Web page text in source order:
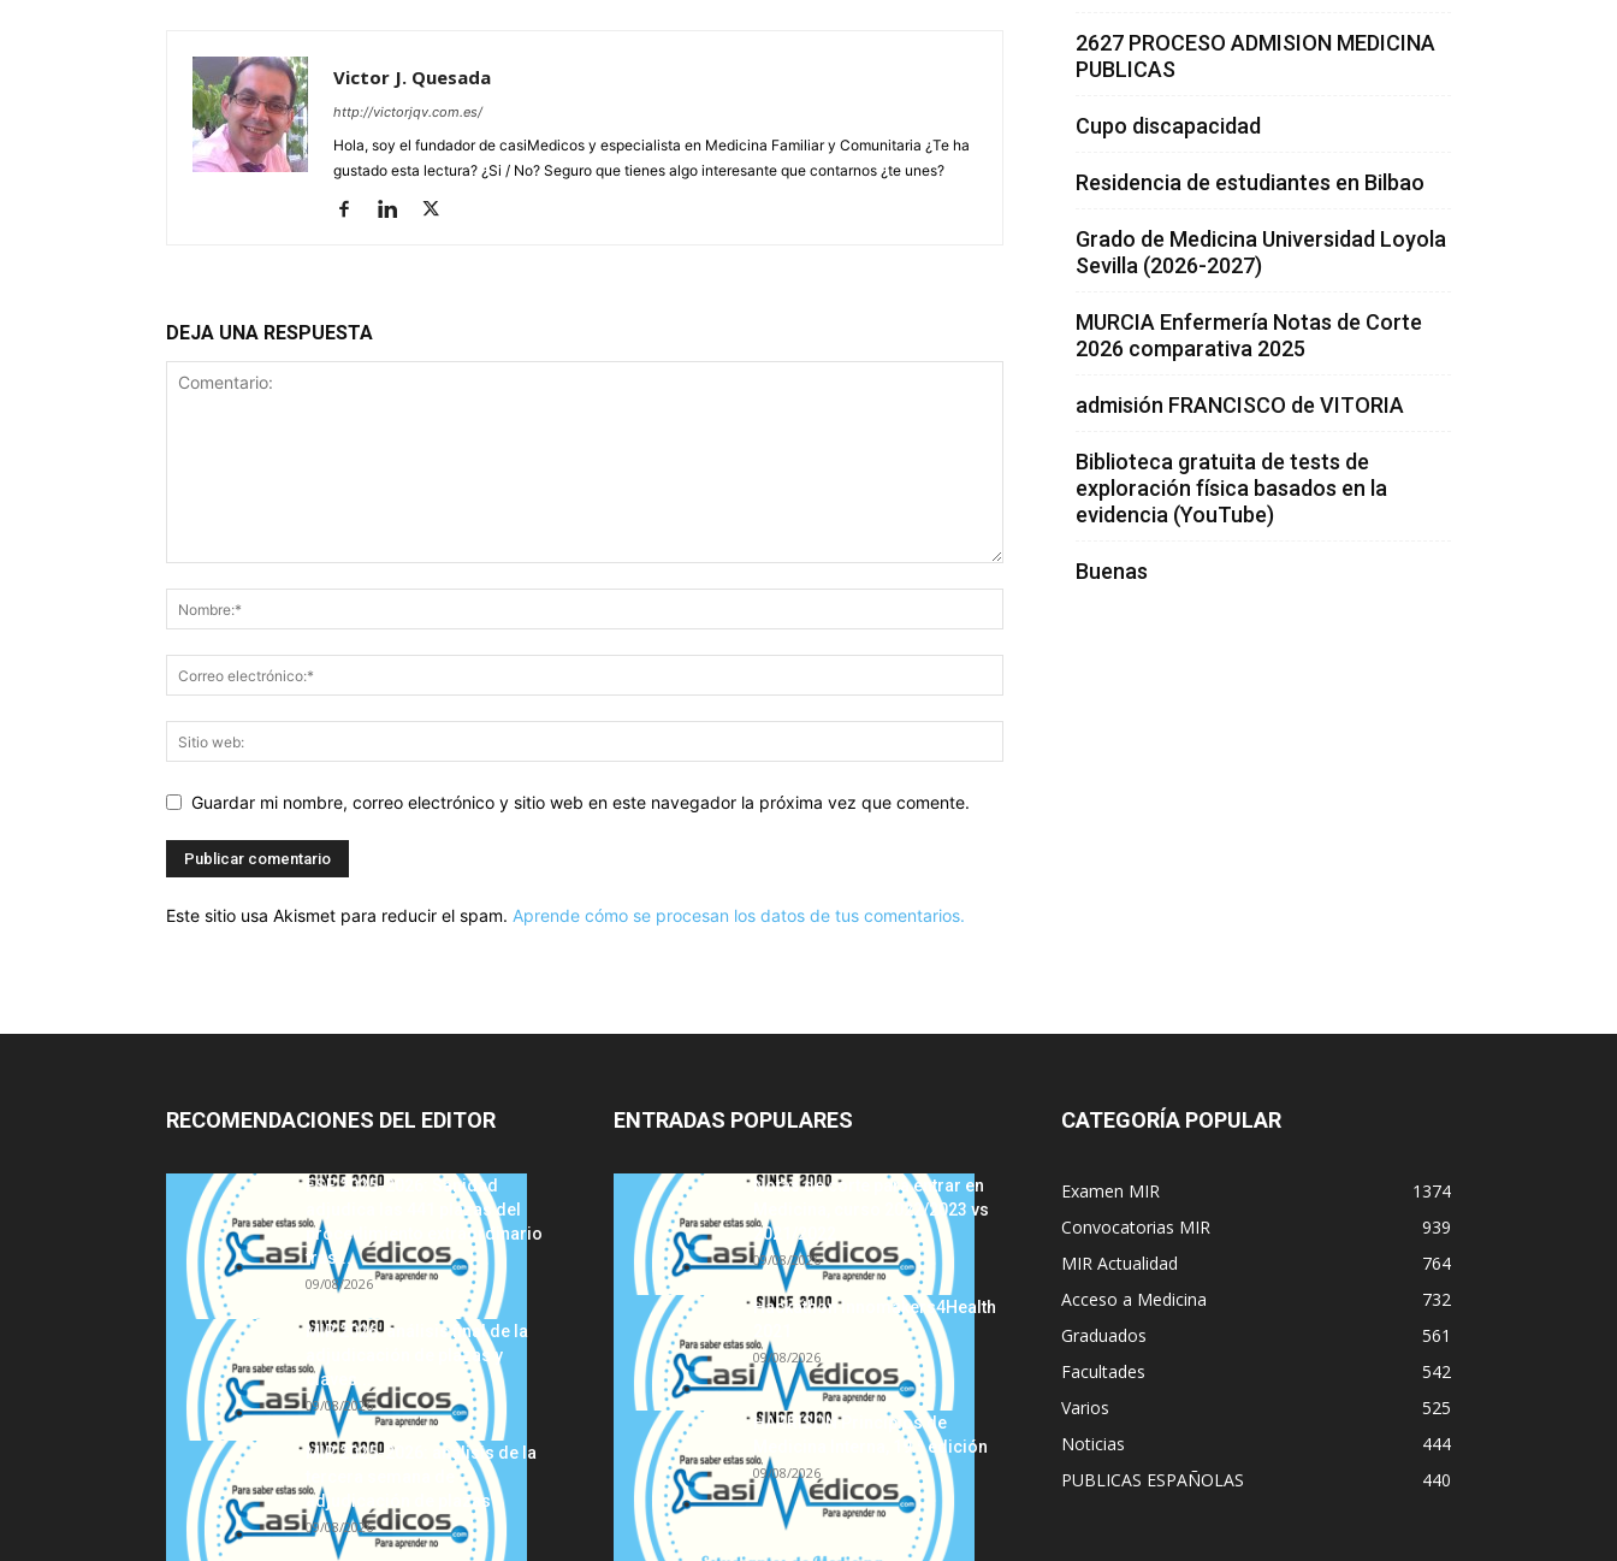
Victor J. Quesada
http://victorjqv.com.es/
Hola, soy el fundador de casiMedicos y especialista en Medicina Familiar y Comunitaria ¿Te ha
gustado esta lectura? ¿Si / No? Seguro que tienes algo interesante que contarnos ¿te unes?
DEJA UNA RESPUESTA
Guardar mi nombre, correo electrónico y sitio web en este navegador la próxima vez que comente.
Este sitio usa Akismet para reducir el spam. Aprende cómo se procesan los datos de tus comentarios.
2627 PROCESO ADMISION MEDICINA
PUBLICAS
Cupo discapacidad
Residencia de estudiantes en Bilbao
Grado de Medicina Universidad Loyola
Sevilla (2026-2027)
MURCIA Enfermería Notas de Corte
2026 comparativa 2025
admisión FRANCISCO de VITORIA
Biblioteca gratuita de tests de
exploración física basados en la
evidencia (YouTube)
Buenas
RECOMENDACIONES DEL EDITOR
FSE 2025-2026: Sanidad
adjudica las 441 plazas del
procedimiento extraordinario
tras...
09/08/2026
MIR 2026: análisis final de la
adjudicación de plazas y
claves...
09/08/2026
MIR 2025-2026: análisis de la
adjudicación de plazas
09/08/2026
ENTRADAS POPULARES
Notas de corte para entrar en
Medicina, curso 2022/2023 vs
2021/2022
09/08/2026
Hackathon Innomakers4Health
09/08/2026
HARRISON Principios de
Medicina Interna, 19.ª edición
09/08/2026
CATEGORÍA POPULAR
Examen MIR
1374
Convocatorias MIR
939
MIR Actualidad
764
Acceso a Medicina
732
Graduados
561
Facultades
542
Varios
525
Noticias
444
PUBLICAS ESPAÑOLAS
440